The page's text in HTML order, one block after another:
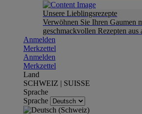
Unsere Lieblingsrezepte
Verwöhnen Sie Ihren Gaumen
geschmackvollen Rezepten aus
Anmelden
Merkzettel
Anmelden
Merkzettel
Land
SCHWEIZ | SUISSE
Sprache
Sprache